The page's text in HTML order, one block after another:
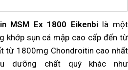
MSM Ex 1800 Eikenbi là một
khớp sụn cá mập cao cấp đến từ
từ 1800mg Chondroitin cao nhất
dưỡng chất quý khác như